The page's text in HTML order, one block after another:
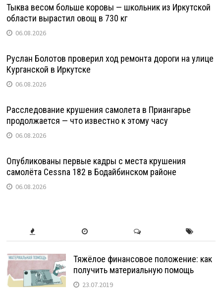
Тыква весом больше коровы — школьник из Иркутской
области вырастил овощ в 730 кг
06.08.2026
Руслан Болотов проверил ход ремонта дороги на улице
Курганской в Иркутске
06.08.2026
Расследование крушения самолета в Приангарье
продолжается — что известно к этому часу
06.08.2026
Опубликованы первые кадры с места крушения
самолёта Cessna 182 в Бодайбинском районе
06.08.2026
Тяжёлое финансовое положение: как
получить материальную помощь
23.07.2019